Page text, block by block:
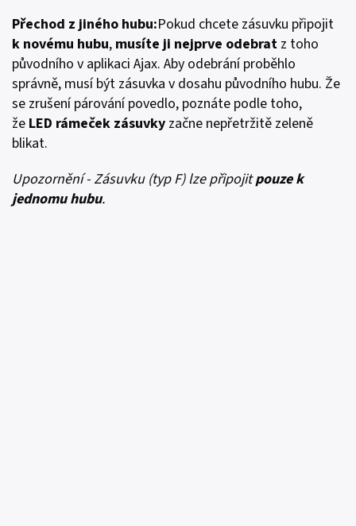
Přechod z jiného hubu:Pokud chcete zásuvku připojit
k novému hubu, musíte ji nejprve odebrat z toho
původního v aplikaci Ajax. Aby odebrání proběhlo
správně, musí být zásuvka v dosahu původního hubu. Že
se zrušení párování povedlo, poznáte podle toho,
že LED rámeček zásuvky začne nepřetržitě zeleně
blikat.
Upozornění - Zásuvku (typ F) lze připojitpouze k
jednomu hubu.